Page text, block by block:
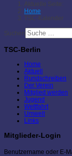
Aktuelle Seite:
Home
TSC-Kalender
Suchen
TSC-Berlin
Home
Aktuell
Rundschreiben
Der Verein
Mitglied werden
Jugend
Wettfahrt
Umwelt
Links
Mitglieder-Login
Benutzername oder E-